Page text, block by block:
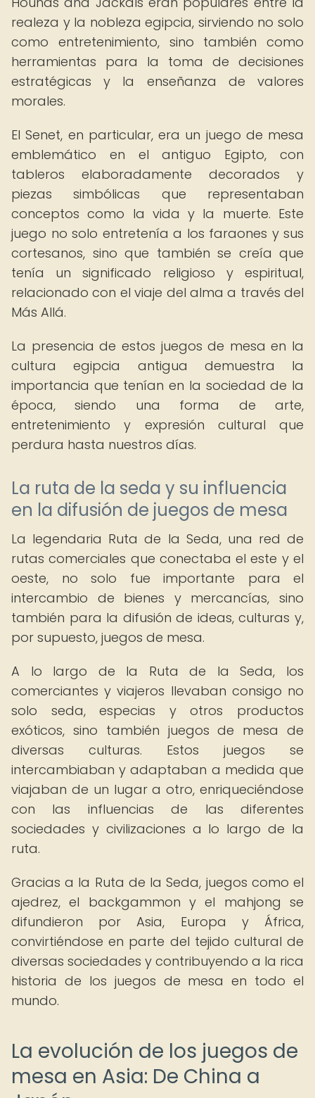
realeza y la nobleza egipcia, sirviendo no solo
como entretenimiento, sino también como
herramientas para la toma de decisiones
estratégicas y la enseñanza de valores
morales.
El Senet, en particular, era un juego de mesa
emblemático en el antiguo Egipto, con
tableros elaboradamente decorados y
piezas simbólicas que representaban
conceptos como la vida y la muerte. Este
juego no solo entretenía a los faraones y sus
cortesanos, sino que también se creía que
tenía un significado religioso y espiritual,
relacionado con el viaje del alma a través del
Más Allá.
La presencia de estos juegos de mesa en la
cultura egipcia antigua demuestra la
importancia que tenían en la sociedad de la
época, siendo una forma de arte,
entretenimiento y expresión cultural que
perdura hasta nuestros días.
La ruta de la seda y su influencia
en la difusión de juegos de mesa
La legendaria Ruta de la Seda, una red de
rutas comerciales que conectaba el este y el
oeste, no solo fue importante para el
intercambio de bienes y mercancías, sino
también para la difusión de ideas, culturas y,
por supuesto, juegos de mesa.
A lo largo de la Ruta de la Seda, los
comerciantes y viajeros llevaban consigo no
solo seda, especias y otros productos
exóticos, sino también juegos de mesa de
diversas culturas. Estos juegos se
intercambiaban y adaptaban a medida que
viajaban de un lugar a otro, enriqueciéndose
con las influencias de las diferentes
sociedades y civilizaciones a lo largo de la
ruta.
Gracias a la Ruta de la Seda, juegos como el
ajedrez, el backgammon y el mahjong se
difundieron por Asia, Europa y África,
convirtiéndose en parte del tejido cultural de
diversas sociedades y contribuyendo a la rica
historia de los juegos de mesa en todo el
mundo.
La evolución de los juegos de
mesa en Asia: De China a